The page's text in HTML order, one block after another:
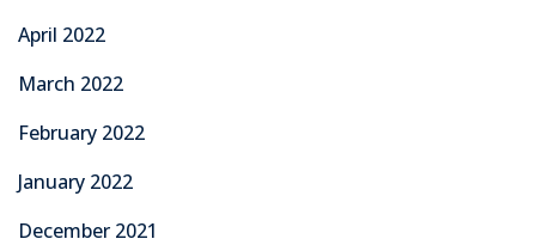
April 2022
March 2022
February 2022
January 2022
December 2021